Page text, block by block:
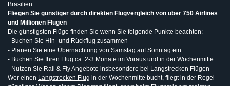
Brasilien
Fliegen Sie günstiger durch direkten Flugvergleich von über 750 Airlines
und Millionen Flügen
Die günstigsten Flüge finden Sie wenn Sie folgende Punkte beachten:
- Buchen Sie Hin- und Rückflug zusammen
- Planen Sie eine Übernachtung von Samstag auf Sonntag ein
- Buchen Sie Ihren Flug ca. 2-3 Monate im Voraus und in der Wochenmitte
- Nutzen Sie Rail & Fly Angebote insbesondere bei Langstrecken Flügen
Wer einen Langstrecken Flug in der Wochenmitte bucht, fliegt in der Regel